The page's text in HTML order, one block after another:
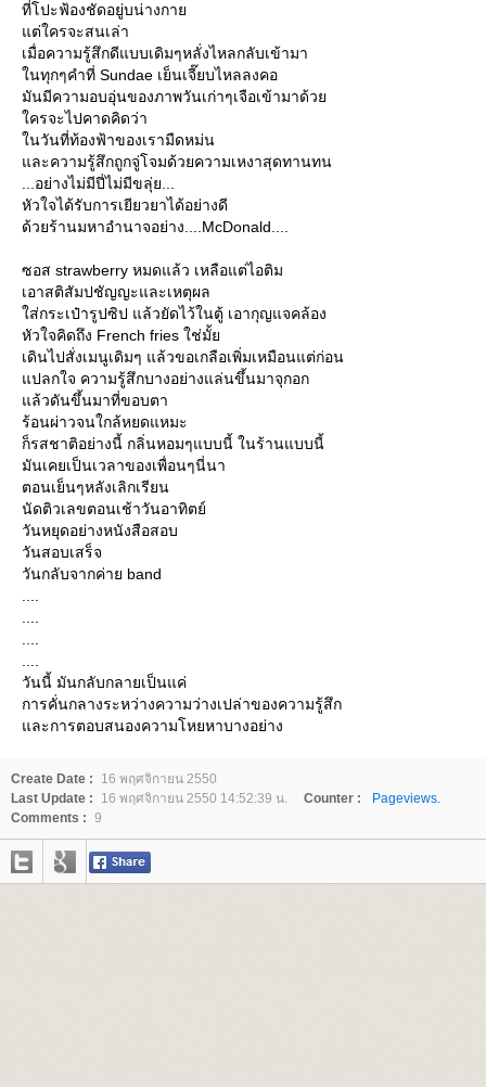
ที่โปะฟ้องชัดอยู่บน่างกา
ต่ใครจะสนเล่า
เมื่อความรู้สึกดีแบบเดิมๆหลั่งไหลกลับเข้ามา
นทุกๆคำที่ Sundae เย็นเจี๊ยบไหลลงคอ
มันมีความอบอุ่นของภาพวันเก่าๆเจือเข้ามาด้ว
ครจะไปคาดคิดว่า
นวันที่ท้องฟ้าของเรามืดหม่น
ละความรู้สึกถูกจู่โจมด้วยความเหงาสุดทานทน
...อย่างไม่มีปี่ไม่มีขลุ่ย...
หัวใจได้รับการเยียวยาได้อย่างดี
ด้วยร้านมหาอำนาจอย่าง....McDonald....
ซอส strawberry หมดแล้ว เหลือแต่ไอติม
เอาสติสัมปชัญญะและเหตุผล
ส่กระเป๋ารูปซิป แล้วยัดไว้ในตู้ เอากุญแจคล้อง
หัวใจคิดถึง French fries ใช่มั้
เดินไปสั่งเมนูเดิมๆ แล้วขอเกลือเพิ่มเหมือนแต่ก่อน
ปลกใจ ความรู้สึกบางอย่างแล่นขึ้นมาจุกอก
ล้วดันขึ้นมาที่ขอบตา
ร้อนผ่าวจนใกล้หยดแหมะ
ก็รสชาติอย่างนี้ กลิ่นหอมๆแบบนี้ ในร้านแบบนี้
มันเคยเป็นเวลาของเพื่อนๆนี่นา
ตอนเย็นๆหลังเลิกเรียน
นัดติวเลขตอนเช้าวันอาทิตย์
วันหยุดอย่างหนังสือสอบ
วันสอบเสร็จ
วันกลับจากค่าย band
วันนี้ มันกลับกลายเป็นแค่
การคั่นกลางระหว่างความว่างเปล่าของความรู้สึก
ละการตอบสนองความโหยหาบางอย่าง
Create Date :
16 พฤศจิกายน 2550
Last Update :
16 พฤศจิกายน 2550 14:52:39 น. Counter :
Pageviews.
Comments : 9